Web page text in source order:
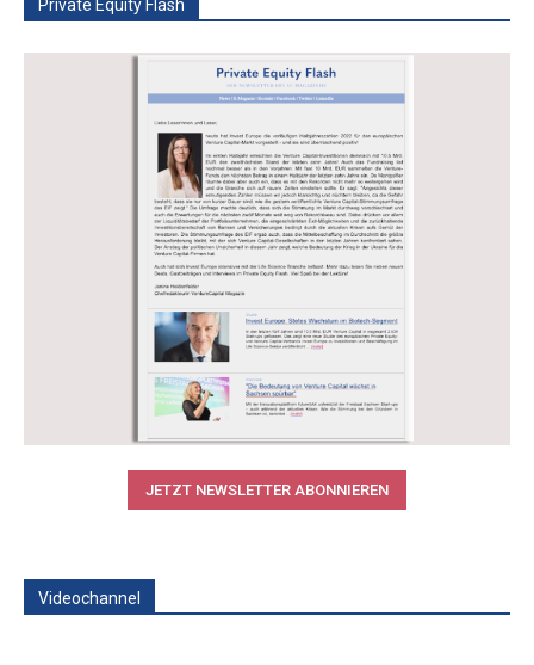
Private Equity Flash
JETZT NEWSLETTER ABONNIEREN
Videochannel